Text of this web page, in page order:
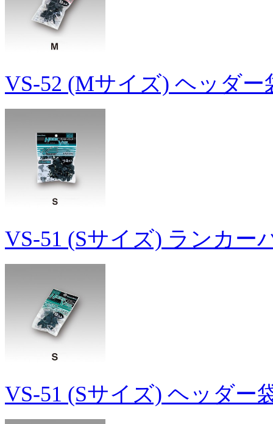
VS-52 (Mサイズ) ヘッダー
VS-51 (Sサイズ) ランカー
VS-51 (Sサイズ) ヘッダー